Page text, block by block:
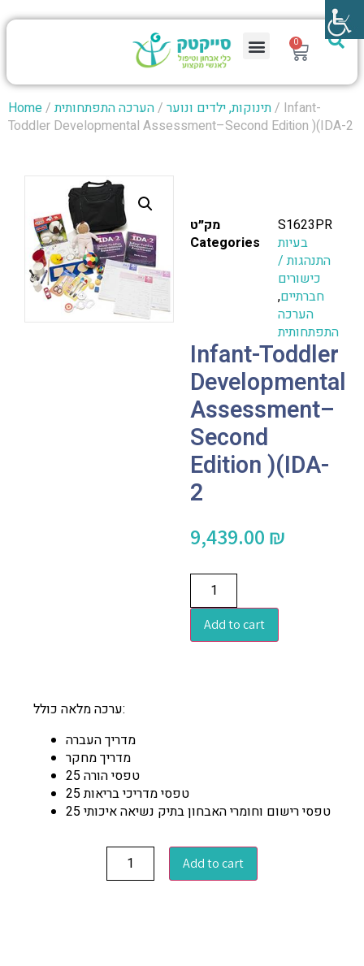
0
Home/ תינוקות, ילדים ונוער /הערכה התפתחותית
/ Infant-
Toddler Developmental Assessment–Second Edition )(IDA-2
מק״ט
S1623PR
Categories
בעיות
התנהגות /
כישורים
חברתיים,
הערכה
התפתחותית
Infant-Toddler
Developmental
Assessment–
Second
Edition )(IDA-
2
9,439.00 ₪
Add to cart
ערכה מלאה כולל:
מדריך העברה
מדריך מחקר
25 טפסי הורה
25 טפסי מדריכי בריאות
25 טפסי רישום וחומרי האבחון בתיק נשיאה איכותי
Add to cart